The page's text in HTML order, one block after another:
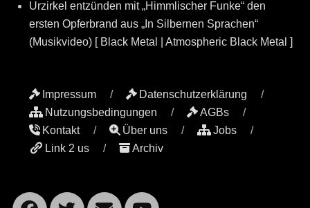
Urzirkel entzünden mit „Himmlischer Funke“ den
ersten Opferbrand aus „In Silbernen Sprachen“
(Musikvideo) [ Black Metal | Atmospheric Black Metal ]
Impressum
Datenschutzerklärung
Nutzungsbedingungen
AGBs
Kontakt
Über uns
Jobs
Link 2 us
Archiv